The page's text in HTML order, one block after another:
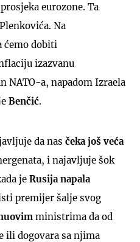
eurozone. Ta
Na
ćemo dobiti
izazvanu
NATO-a, napadom Izraela
Benčić.
da nas čeka još veća
i najavljuje šok
je Rusija napala
premijer šalje svog
ministrima da od
ili dogovara sa njima